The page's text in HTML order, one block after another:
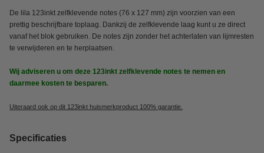
De lila 123inkt zelfklevende notes (76 x 127 mm) zijn voorzien van een
prettig beschrijfbare toplaag. Dankzij de zelfklevende laag kunt u ze direct
vanaf het blok gebruiken. De notes zijn zonder het achterlaten van lijmresten
te verwijderen en te herplaatsen.
Wij adviseren u om deze 123inkt zelfklevende notes te nemen en
daarmee kosten te besparen.
Uiteraard ook op dit 123inkt huismerkproduct 100% garantie.
Specificaties